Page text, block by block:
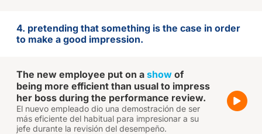
4. pretending that something is the case in order
to make a good impression.
The new employee put on a show of
being more efficient than usual to impress
her boss during the performance review.
El nuevo empleado dio una demostración de ser
más eficiente del habitual para impresionar a su
jefe durante la revisión del desempeño.